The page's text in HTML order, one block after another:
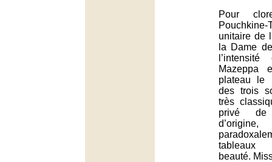
Pour
unitaire de
la Dame
Mazeppa
plateau le
des trois
très
privé
tableaux
beauté.